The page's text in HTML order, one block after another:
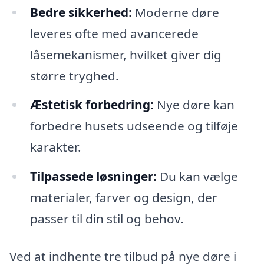
Bedre sikkerhed: Moderne døre
leveres ofte med avancerede
låsemekanismer, hvilket giver dig
større tryghed.
Æstetisk forbedring: Nye døre kan
forbedre husets udseende og tilføje
karakter.
Tilpassede løsninger: Du kan vælge
materialer, farver og design, der
passer til din stil og behov.
Ved at indhente tre tilbud på nye døre i